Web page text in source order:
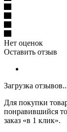
Нет оценок
Оставить отзыв
Загрузка
Для покупки
понравившийся
заказ «в 1 клик».